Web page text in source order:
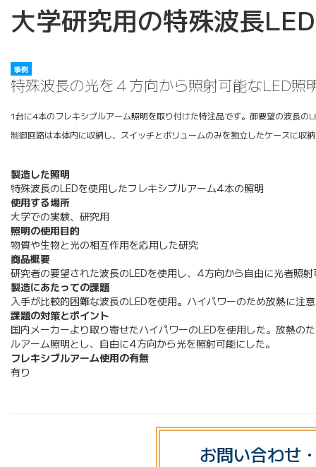
大学研究用の特殊波長
事例
特殊波長の光を４方向から照射可能なLED照
1台に4本のフレキシブルアーム照明を取り付けた特注品です。御要望の波長
制御回路は本体内に収納し、スイッチとボリュームのみを独立したケースに収
製造した照明
特殊波長のLEDを使用したフレキシブルアーム4本の照明
使用する場所
大学での実験、研究用
照明の使用目的
物質や生物と光の相互作用を応用した研究
商品概要
研究者の要望された波長のLEDを使用し、4方向から自由に光者照
製造にあたっての課題
入手が比較的困難な波長のLEDを使用。ハイパワーのため放熱に注
課題の対策とポイント
国内メーカーより取り寄せたハイパワーのLEDを使用した。放熱
ルアーム照明とし、自由に4方向から光を照射可能にした。
フレキシブルアーム使用の有無
有り
お問い合わせ